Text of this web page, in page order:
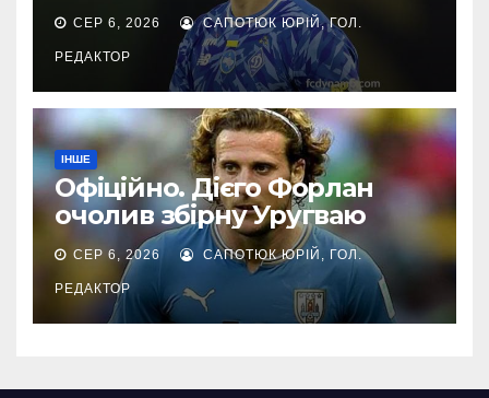
СЕР 6, 2026 САПОТЮК ЮРІЙ, ГОЛ.
РЕДАКТОР
ІНШЕ
Офіційно. Дієго Форлан
очолив збірну Уругваю
СЕР 6, 2026 САПОТЮК ЮРІЙ, ГОЛ.
РЕДАКТОР